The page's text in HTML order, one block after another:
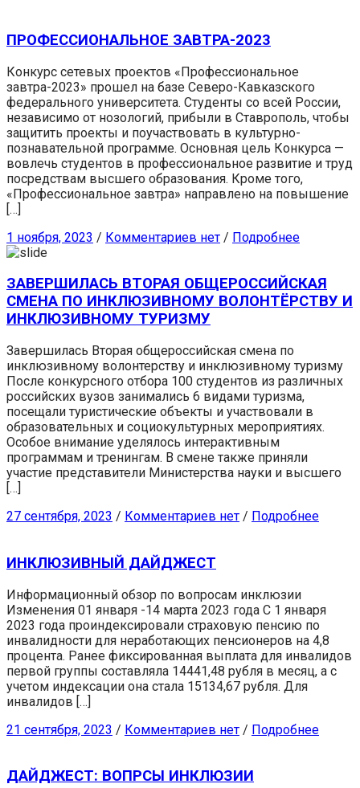
ПРОФЕССИОНАЛЬНОЕ ЗАВТРА-2023
Конкурс сетевых проектов «Профессиональное
завтра-2023» прошел на базе Северо-Кавказского
федерального университета. Студенты со всей России,
независимо от нозологий, прибыли в Ставрополь, чтобы
защитить проекты и поучаствовать в культурно-
познавательной программе. Основная цель Конкурса —
вовлечь студентов в профессиональное развитие и труд
посредствам высшего образования. Кроме того,
«Профессиональное завтра» направлено на повышение
[…]
1 ноября, 2023 / Комментариев нет / Подробнее
ЗАВЕРШИЛАСЬ ВТОРАЯ ОБЩЕРОССИЙСКАЯ
СМЕНА ПО ИНКЛЮЗИВНОМУ ВОЛОНТЁРСТВУ И
ИНКЛЮЗИВНОМУ ТУРИЗМУ
Завершилась Вторая общероссийская смена по
инклюзивному волонтерству и инклюзивному туризму
После конкурсного отбора 100 студентов из различных
российских вузов занимались 6 видами туризма,
посещали туристические объекты и участвовали в
образовательных и социокультурных мероприятиях.
Особое внимание уделялось интерактивным
программам и тренингам. В смене также приняли
участие представители Министерства науки и высшего
[…]
27 сентября, 2023 / Комментариев нет / Подробнее
ИНКЛЮЗИВНЫЙ ДАЙДЖЕСТ
Информационный обзор по вопросам инклюзии
Изменения 01 января -14 марта 2023 года С 1 января
2023 года проиндексировали страховую пенсию по
инвалидности для неработающих пенсионеров на 4,8
процента. Ранее фиксированная выплата для инвалидов
первой группы составляла 14441,48 рубля в месяц, а с
учетом индексации она стала 15134,67 рубля. Для
инвалидов […]
21 сентября, 2023 / Комментариев нет / Подробнее
ДАЙДЖЕСТ: ВОПРСЫ ИНКЛЮЗИИ